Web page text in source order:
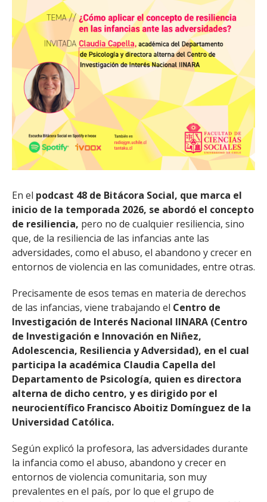
En el podcast 48 de Bitácora Social, que marca el
inicio de la temporada 2026, se abordó el concepto
de resiliencia, pero no de cualquier resiliencia, sino
que, de la resiliencia de las infancias ante las
adversidades, como el abuso, el abandono y crecer en
entornos de violencia en las comunidades, entre otras.
Precisamente de esos temas en materia de derechos
de las infancias, viene trabajando el Centro de
Investigación de Interés Nacional IINARA (Centro
de Investigación e Innovación en Niñez,
Adolescencia, Resiliencia y Adversidad), en el cual
participa la académica Claudia Capella del
Departamento de Psicología, quien es directora
alterna de dicho centro, y es dirigido por el
neurocientífico Francisco Aboitiz Domínguez de la
Universidad Católica.
Según explicó la profesora, las adversidades durante
la infancia como el abuso, abandono y crecer en
entornos de violencia comunitaria, son muy
prevalentes en el país, por lo que el grupo de